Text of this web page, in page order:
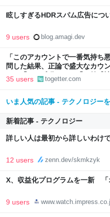
眩しすぎるHDRスパム広告につ
9 users blog.amagi.dev
「このアカウントで一番気持
問した結果、正論で盛大なカウ
い」「AIの反乱か？」「お前感
35 users togetter.com
いま人気の記事 - テクノロジー
新着記事 - テクノロジー
詳しい人は最初から詳しいわけ
12 users zenn.dev/skmkzyk
X、収益化プログラムを一新 「
9 users